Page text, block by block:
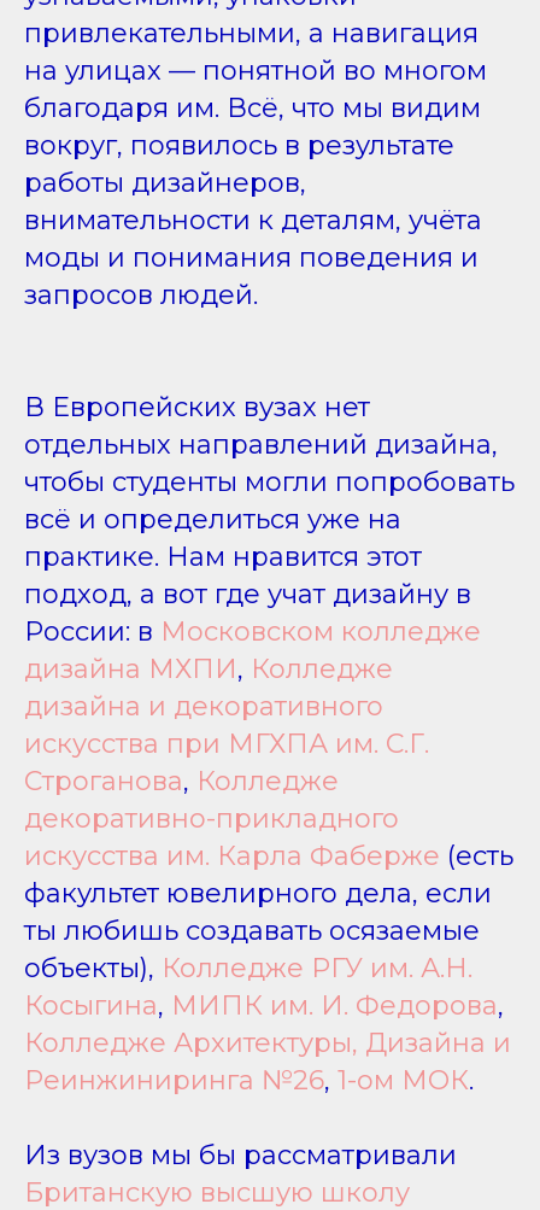
привлекательными, а навигация
на улицах — понятной во многом
благодаря им. Всё, что мы видим
вокруг, появилось в результате
работы дизайнеров,
внимательности к деталям, учёта
моды и понимания поведения и
запросов людей.
В Европейских вузах нет
отдельных направлений дизайна,
чтобы студенты могли попробовать
всё и определиться уже на
практике. Нам нравится этот
подход, а вот где учат дизайну в
России: в Московском колледже
дизайна МХПИ, Колледже
дизайна и декоративного
искусства при МГХПА им. С.Г.
Строганова, Колледже
декоративно-прикладного
искусства им. Карла Фаберже (есть
факультет ювелирного дела, если
ты любишь создавать осязаемые
объекты), Колледже РГУ им. А.Н.
Косыгина, МИПК им. И. Федорова,
Колледже Архитектуры, Дизайна и
Реинжиниринга №26, 1-ом МОК.
Из вузов мы бы рассматривали
Британскую высшую школу